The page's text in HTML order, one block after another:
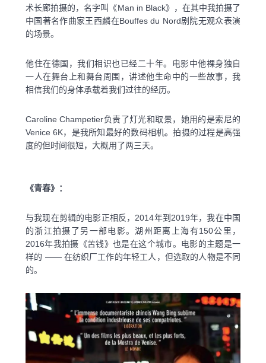
术长廊拍摄的，名字叫《Man in Black》，在其中我拍摄了
中国著名作曲家王西麟在Bouffes du Nord剧院无观众表演
的场景。
他住在德国，我们相识也已经二十年。电影中他裸身独自
一人在舞台上和舞台周围，讲述他生命中的一些故事，我
相信我们的身体承载着我们过往的经历。
Caroline Champetier负责了灯光和取景，她用的是索尼的
Venice 6K，是我所知最好的数码相机。拍摄的过程是高强
度的但时间很短，大概用了两三天。
《青春》：
与我现在剪辑的电影正相反，2014年到2019年，我在中国
的浙江拍摄了另一部电影。湖州距离上海有150公里，
2016年我拍摄《苦钱》也是在这个城市。电影的主题是一
样的 —— 在纺织厂工作的年轻工人，但选取的人物是不同
的。